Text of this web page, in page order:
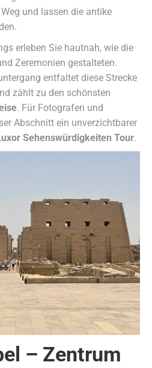
und lassen die antike
erleben Sie hautnah, wie die
Zeremonien gestalteten.
entfaltet diese Strecke
zählt zu den schönsten
. Für Fotografen und
Abschnitt ein unverzichtbarer
Sehenswürdigkeiten Tour.
– Zentrum